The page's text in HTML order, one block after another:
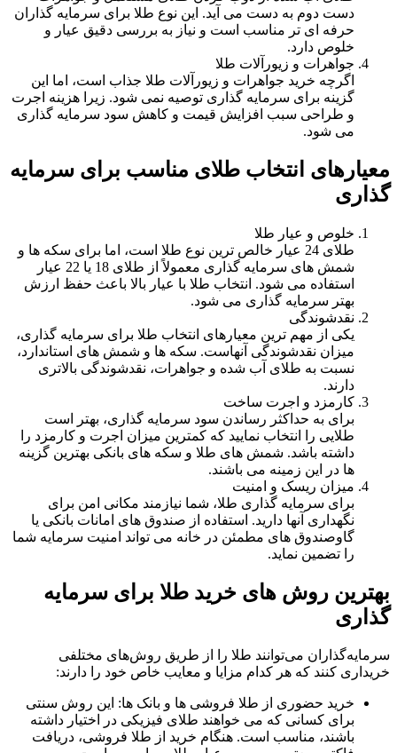
دست دوم به دست می آید. این نوع طلا برای سرمایه گذاران
حرفه ای تر مناسب است و نیاز به بررسی دقیق عیار و
خلوص دارد.
جواهرات و زیورآلات طلا
اگرچه خرید جواهرات و زیورآلات طلا جذاب است، اما این
گزینه برای سرمایه گذاری توصیه نمی شود. زیرا هزینه اجرت
و طراحی سبب افزایش قیمت و کاهش سود سرمایه گذاری
می شود.
معیارهای انتخاب طلای مناسب برای سرمایه
گذاری
خلوص و عیار طلا
طلای 24 عیار خالص ترین نوع طلا است، اما برای سکه ها و
شمش های سرمایه گذاری معمولاً از طلای 18 یا 22 عیار
استفاده می شود. انتخاب طلا با عیار بالا باعث حفظ ارزش
بهتر سرمایه گذاری می شود.
نقدشوندگی
یکی از مهم ترین معیارهای انتخاب طلا برای سرمایه گذاری،
میزان نقدشوندگی آنهاست. سکه ها و شمش های استاندارد،
نسبت به طلای آب شده و جواهرات، نقدشوندگی بالاتری
دارند.
کارمزد و اجرت ساخت
برای به حداکثر رساندن سود سرمایه گذاری، بهتر است
طلایی را انتخاب نمایید که کمترین میزان اجرت و کارمزد را
داشته باشد. شمش های طلا و سکه های بانکی بهترین گزینه
ها در این زمینه می باشند.
میزان ریسک و امنیت
برای سرمایه گذاری طلا، شما نیازمند مکانی امن برای
نگهداری آنها دارید. استفاده از صندوق های امانات بانکی یا
گاوصندوق های مطمئن در خانه می تواند امنیت سرمایه شما
را تضمین نماید.
بهترین روش های خرید طلا برای سرمایه
گذاری
سرمایه‌گذاران می‌توانند طلا را از طریق روش‌های مختلفی
خریداری کنند که هر کدام مزایا و معایب خاص خود را دارند:
خرید حضوری از طلا فروشی‌ ها و بانک‌ ها: این روش سنتی
برای کسانی که می‌ خواهند طلای فیزیکی در اختیار داشته
باشند، مناسب است. هنگام خرید از طلا فروشی، دریافت